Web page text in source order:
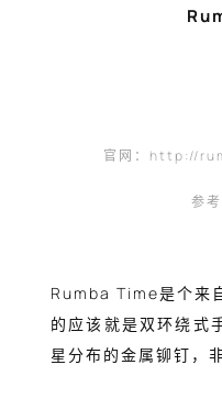
官网：http://
参
Rumba Time是个来
的应该就是双环绕式
星分布的金属铆钉，